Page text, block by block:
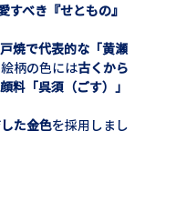
すべき『せともの』
焼で代表的な「黄瀬
柄の色には古くから
料「呉須（ごす）」
た金色を採用しまし